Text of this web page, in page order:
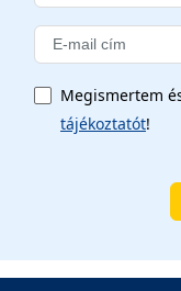
Megismertem
tájékoztatót!